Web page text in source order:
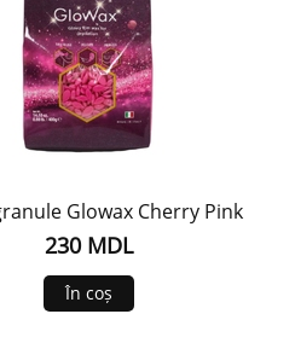
Glowax Cherry Pink
230 MDL
În coș